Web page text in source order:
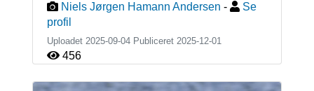
Niels Jørgen Hamann Andersen -
Se
profil
Uploadet 2025-09-04 Publiceret 2025-12-01
456